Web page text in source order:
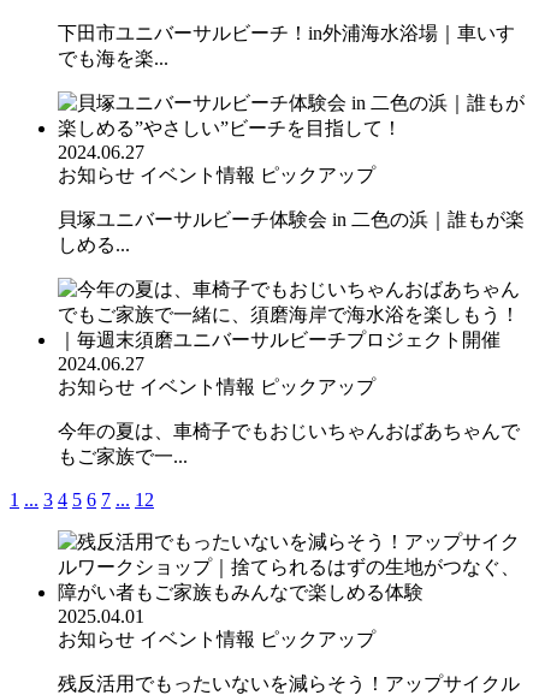
下田市ユニバーサルビーチ！in外浦海水浴場｜車いす
でも海を楽...
2024.06.27
お知らせ イベント情報 ピックアップ
貝塚ユニバーサルビーチ体験会 in 二色の浜｜誰もが楽
しめる...
2024.06.27
お知らせ イベント情報 ピックアップ
今年の夏は、車椅子でもおじいちゃんおばあちゃんで
もご家族で一...
1 ... 3 4 5 6 7 ... 12
2025.04.01
お知らせ イベント情報 ピックアップ
残反活用でもったいないを減らそう！アップサイクル